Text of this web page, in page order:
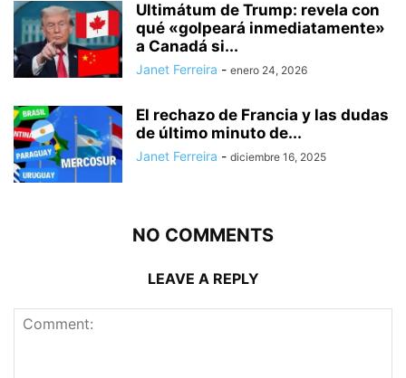
Ultimátum de Trump: revela con
qué «golpeará inmediatamente»
a Canadá si...
Janet Ferreira - enero 24, 2026
El rechazo de Francia y las dudas
de último minuto de...
Janet Ferreira - diciembre 16, 2025
NO COMMENTS
LEAVE A REPLY